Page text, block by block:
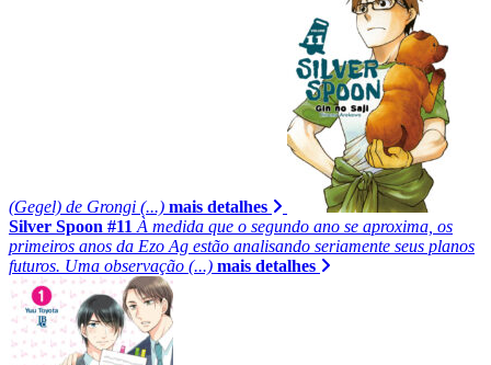
(Gegel) de Grongi (...) mais detalhes
Silver Spoon #11 À medida que o segundo ano se aproxima, os
primeiros anos da Ezo Ag estão analisando seriamente seus planos
futuros. Uma observação (...) mais detalhes